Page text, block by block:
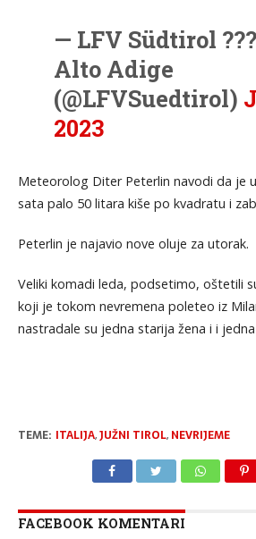
— LFV Südtirol
Alto Adige
(@LFVSuedtirol)
2023
Meteorolog Diter Peterlin navodi da je
sata palo 50 litara kiše po kvadratu i
Peterlin je najavio nove oluje za utorak.
Veliki komadi leda, podsetimo, oštetili
koji je tokom nevremena poleteo iz
nastradale su jedna starija žena i i
TEME: ITALIJA,JUŽNI TIROL, NEVRIJEME
FACEBOOK KOMENTARI